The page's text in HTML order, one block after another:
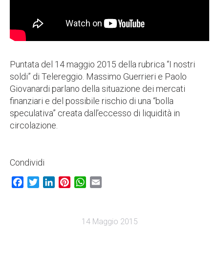
Puntata del 14 maggio 2015 della rubrica “I nostri
soldi” di Telereggio. Massimo Guerrieri e Paolo
Giovanardi parlano della situazione dei mercati
finanziari e del possibile rischio di una “bolla
speculativa” creata dall’eccesso di liquidità in
circolazione.
Condividi
Facebook
TwitterLinkedInPinterestWhatsApp
14 Maggio 2015